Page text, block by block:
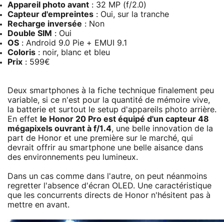
Appareil photo avant : 32 MP (f/2.0)
Capteur d'empreintes : Oui, sur la tranche
Recharge inversée : Non
Double SIM : Oui
OS : Android 9.0 Pie + EMUI 9.1
Coloris : noir, blanc et bleu
Prix : 599€
Deux smartphones à la fiche technique finalement peu
variable, si ce n'est pour la quantité de mémoire vive,
la batterie et surtout le setup d'appareils photo arrière.
En effet
le Honor 20 Pro est équipé d'un capteur 48
mégapixels ouvrant à f/1.4, une belle innovation de la
part de Honor et une première sur le marché, qui
devrait offrir au smartphone une belle aisance dans
des environnements peu lumineux.
Dans un cas comme dans l'autre, on peut néanmoins
regretter l'absence d'écran OLED. Une caractéristique
que les concurrents directs de Honor n'hésitent pas à
mettre en avant.